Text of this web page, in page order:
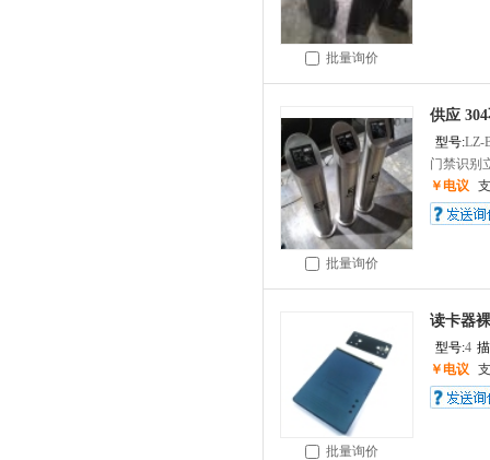
批量询价
批量询价
供应
型号:LZ-
门禁识别
￥电议
批量询价
读卡器
型号:4
￥电议